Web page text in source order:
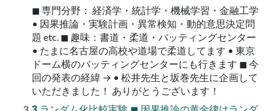
◼ 専門分野： 経済学・統計学・機械学習・金融工学
• 因果推論・実験計画・異常検知・動的意思決定問
題 etc. ◼ 趣味：書道・柔道・バッティングセンター
• たまに名古屋の高校や道場で柔道してます • 東京
ドーム横のバッティングセンターにも行きます ◼ 今
回の発表の経緯 → • 松井先生と坂巻先生に企画して
いただきました！ ありがとうございます！